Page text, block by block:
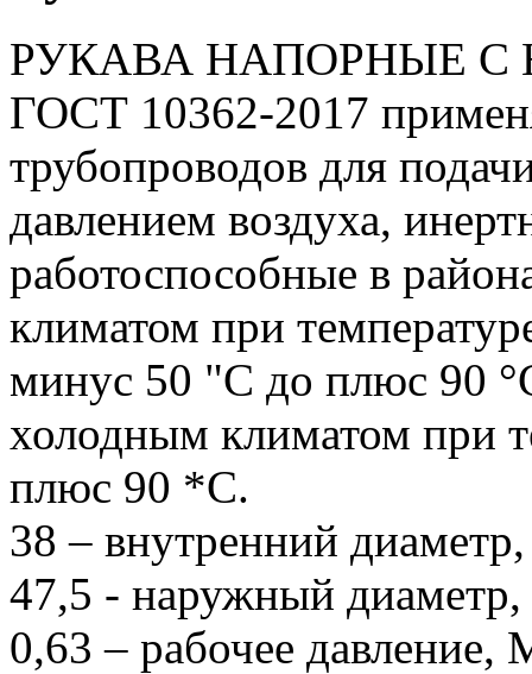
РУКАВА НАПОРНЫЕ
ГОСТ 10362-2017
трубопроводов для
давлением воздуха,
работоспособные в
климатом при
минус 50 "С до плюс 90
холодным климатом при
плюс 90 *С.
38 – внутренний
47,5 - наружный
0,63 – рабочее